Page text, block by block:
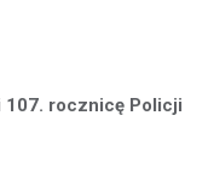
107. rocznicę Policji